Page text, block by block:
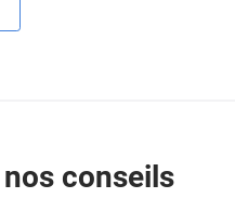
conseils